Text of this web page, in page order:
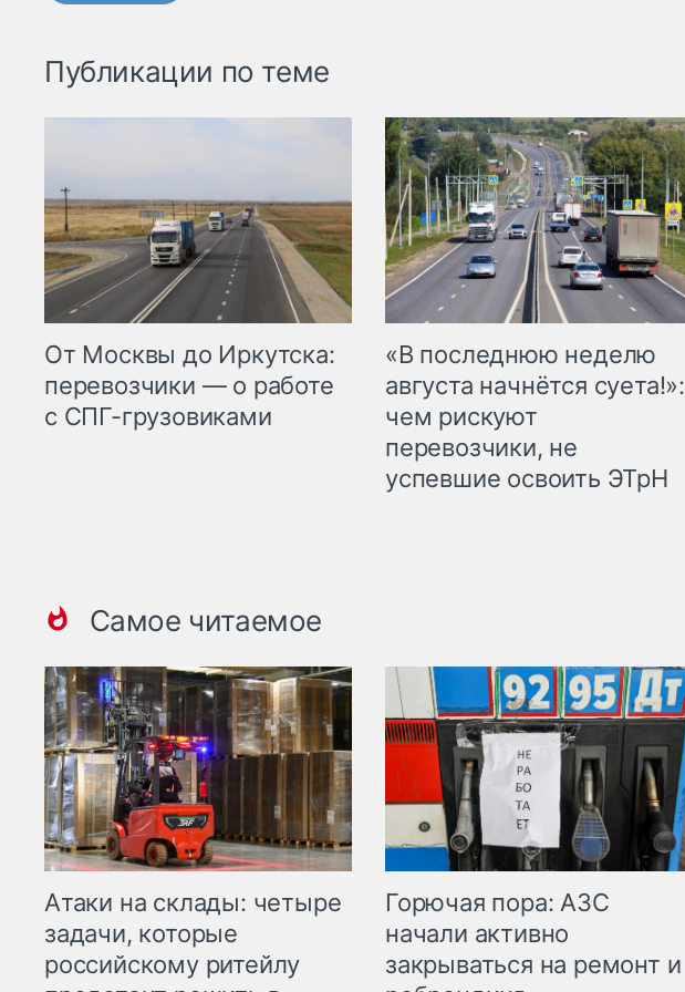
Публикации по теме
От Москвы до Иркутска:
перевозчики — о работе
с СПГ-грузовиками
«В последнюю неделю
августа начнётся суета!»:
чем рискуют
перевозчики, не
успевшие освоить ЭТрН
Самое читаемое
Атаки на склады: четыре
задачи, которые
российскому ритейлу
Горючая пора: АЗС
начали активно
закрываться на ремонт и